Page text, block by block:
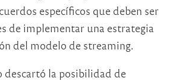
específicos que deben ser
de implementar una estrategia
del modelo de streaming.
descartó la posibilidad de